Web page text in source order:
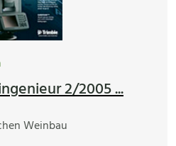
2/2005 ...
Weinbau